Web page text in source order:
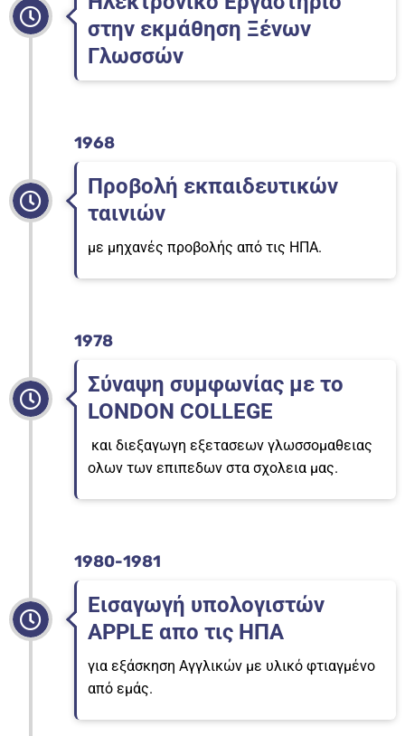
στην εκμάθηση Ξένων
Γλωσσών
1968
Προβολή εκπαιδευτικών
ταινιών
με μηχανές προβολής από τις ΗΠΑ.
1978
Σύναψη συμφωνίας με το
LONDON COLLEGE
και διεξαγωγη εξετασεων γλωσσομαθειας
ολων των επιπεδων στα σχολεια μας.
1980-1981
Εισαγωγή υπολογιστών
APPLE απο τις ΗΠΑ
για εξάσκηση Αγγλικών με υλικό φτιαγμένο
από εμάς.